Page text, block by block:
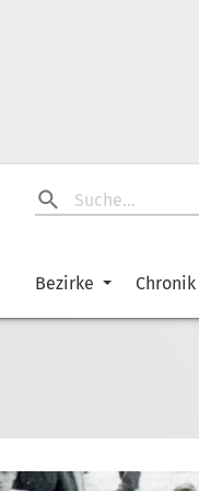
Bezirke Chronik